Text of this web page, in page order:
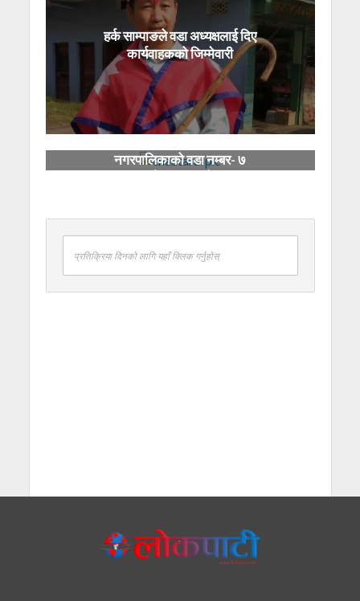
हर्क साम्पाङले वडा अध्यक्षलाई दिए
कार्यवाहकको जिम्मेवारी
नगरपालिकाको वडा नम्बर- ७
प्रतिक्रिया दिनको लागि यहाँ क्लिक गर्नुहोस्